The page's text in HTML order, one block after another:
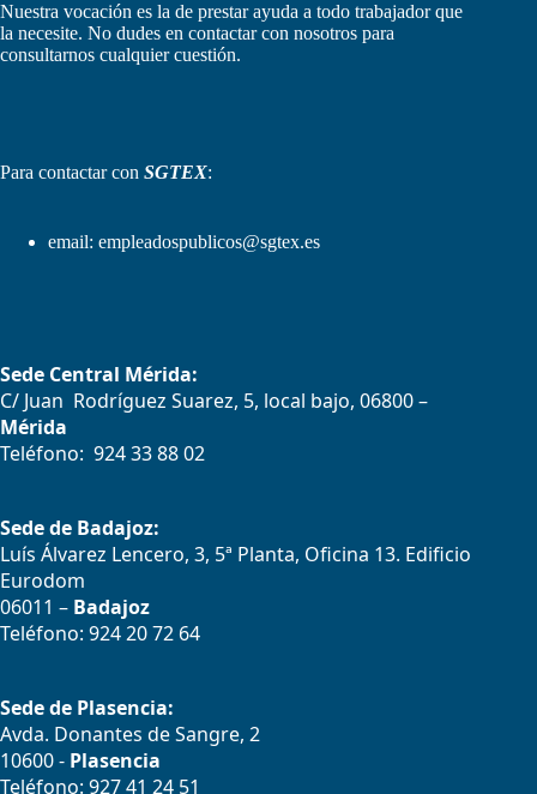
Nuestra vocación es la de prestar ayuda a todo trabajador que
la necesite. No dudes en contactar con nosotros para
consultarnos cualquier cuestión.
Para contactar con SGTEX:
email: empleadospublicos@sgtex.es
Sede Central Mérida:
C/ Juan Rodríguez Suarez, 5, local bajo, 06800 –
Mérida
Teléfono: 924 33 88 02
Sede de Badajoz:
Luís Álvarez Lencero, 3, 5ª Planta, Oficina 13. Edificio
Eurodom
06011 – Badajoz
Teléfono: 924 20 72 64
Sede de Plasencia:
Avda. Donantes de Sangre, 2
10600 - Plasencia
Teléfono: 927 41 24 51